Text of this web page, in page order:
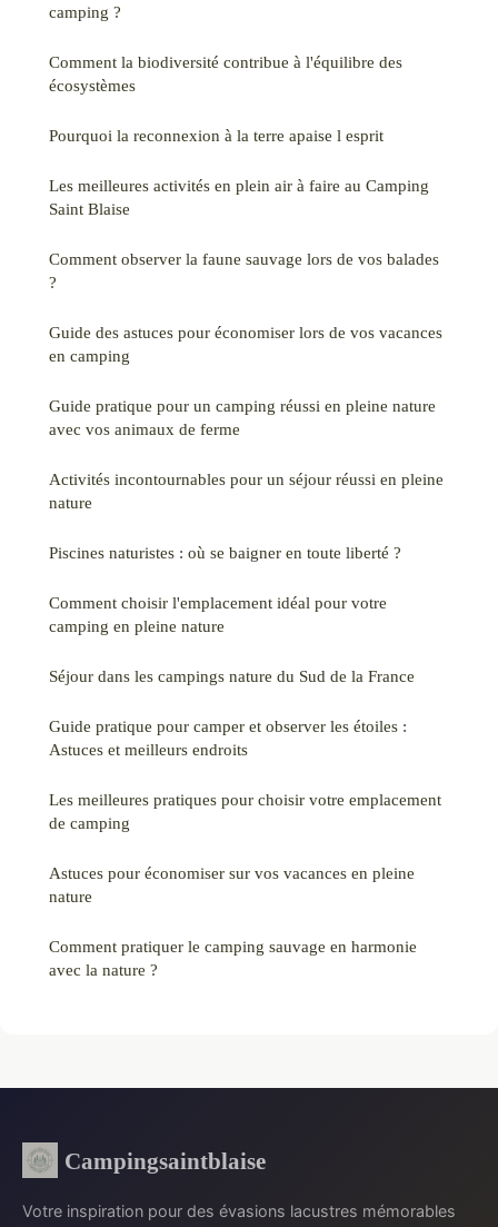
camping ?
Comment la biodiversité contribue à l'équilibre des
écosystèmes
Pourquoi la reconnexion à la terre apaise l esprit
Les meilleures activités en plein air à faire au Camping
Saint Blaise
Comment observer la faune sauvage lors de vos balades
?
Guide des astuces pour économiser lors de vos vacances
en camping
Guide pratique pour un camping réussi en pleine nature
avec vos animaux de ferme
Activités incontournables pour un séjour réussi en pleine
nature
Piscines naturistes : où se baigner en toute liberté ?
Comment choisir l'emplacement idéal pour votre
camping en pleine nature
Séjour dans les campings nature du Sud de la France
Guide pratique pour camper et observer les étoiles :
Astuces et meilleurs endroits
Les meilleures pratiques pour choisir votre emplacement
de camping
Astuces pour économiser sur vos vacances en pleine
nature
Comment pratiquer le camping sauvage en harmonie
avec la nature ?
Campingsaintblaise
Votre inspiration pour des évasions lacustres mémorables